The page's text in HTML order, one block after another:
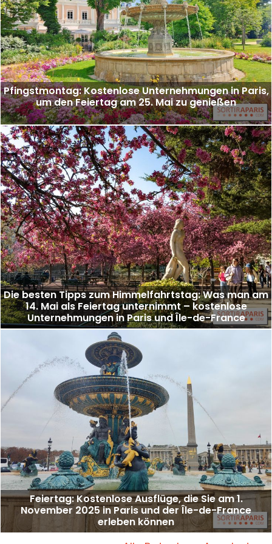
Pfingstmontag: Kostenlose Unternehmungen in Paris,
um den Feiertag am 25. Mai zu genießen
Die besten Tipps zum Himmelfahrtstag: Was man am
14. Mai als Feiertag unternimmt – kostenlose
Unternehmungen in Paris und Île-de-France
Feiertag: Kostenlose Ausflüge, die Sie am 1.
November 2025 in Paris und der Île-de-France
erleben können